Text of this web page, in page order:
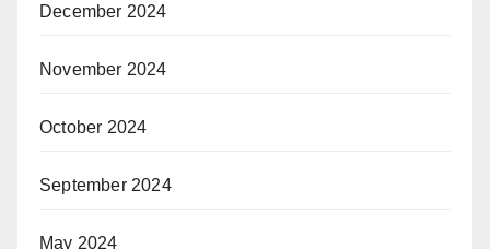
December 2024
November 2024
October 2024
September 2024
May 2024